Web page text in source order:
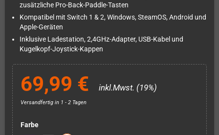
zusätzliche Pro-Back-Paddle-Tasten
Kompatibel mit Switch 1 & 2, Windows, SteamOS, Android und
Apple-Geräten
Inklusive Ladestation, 2,4GHz-Adapter, USB-Kabel und
Kugelkopf-Joystick-Kappen
69,99 € inkl.Mwst. (19%)
Versandfertig in 1 - 2 Tagen
Farbe